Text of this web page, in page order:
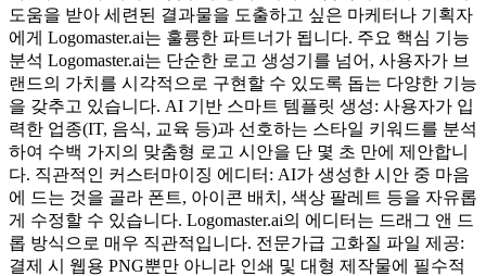
도움을 받아 세련된 결과물을 도출하고 싶은 마케터나 기획자
에게 Logomaster.ai는 훌륭한 파트너가 됩니다. 주요 핵심 기능
분석 Logomaster.ai는 단순한 로고 생성기를 넘어, 사용자가 브
랜드의 가치를 시각적으로 구현할 수 있도록 돕는 다양한 기능
을 갖추고 있습니다. AI 기반 스마트 템플릿 생성: 사용자가 입
력한 업종(IT, 음식, 교육 등)과 선호하는 스타일 키워드를 분석
하여 수백 가지의 맞춤형 로고 시안을 단 몇 초 만에 제안합니
다. 직관적인 커스터마이징 에디터: AI가 생성한 시안 중 마음
에 드는 것을 골라 폰트, 아이콘 배치, 색상 팔레트 등을 자유롭
게 수정할 수 있습니다. Logomaster.ai의 에디터는 드래그 앤 드
롭 방식으로 매우 직관적입니다. 전문가급 고화질 파일 제공:
결제 시 웹용 PNG뿐만 아니라 인쇄 및 대형 제작물에 필수적